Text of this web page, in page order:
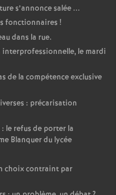
s’annonce salée ...
fonctionnaires !
dans la rue.
interprofessionnelle, le mardi
de la compétence exclusive
: précarisation
le refus de porter la
Blanquer du lycée
choix contraint par